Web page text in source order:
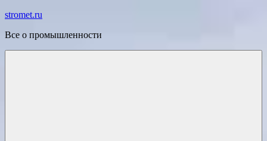
Перейти
содержимому
stromet.ru
Все о промышленности